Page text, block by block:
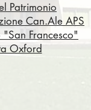
Patrimonio
Can.Ale APS
"San Francesco"
Oxford